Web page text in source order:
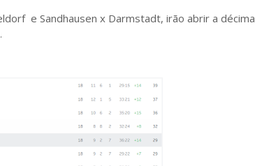
e Sandhausen x Darmstadt, irão abrir a décima